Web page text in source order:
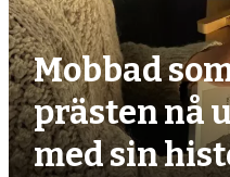
Mobbad
prästen nå
med sin